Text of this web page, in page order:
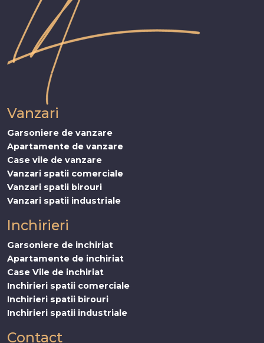
Vanzari
Garsoniere de vanzare
Apartamente de vanzare
Case vile de vanzare
Vanzari spatii comerciale
Vanzari spatii birouri
Vanzari spatii industriale
Inchirieri
Garsoniere de inchiriat
Apartamente de inchiriat
Case Vile de inchiriat
Inchirieri spatii comerciale
Inchirieri spatii birouri
Inchirieri spatii industriale
Contact